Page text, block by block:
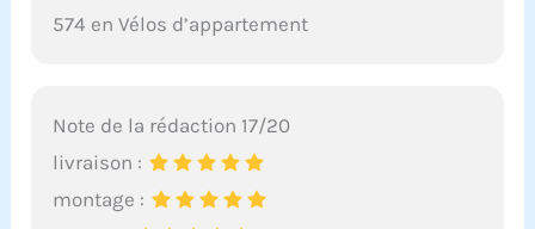
574 en Vélos d’appartement
Note de la rédaction 17/20
livraison :
montage :